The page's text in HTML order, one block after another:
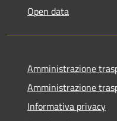
Open data
Amministrazione
Amministrazione
Informativa privacy